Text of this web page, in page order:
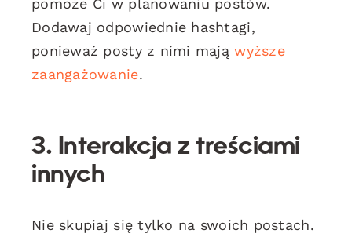
Dodawaj odpowiednie hashtagi,
ponieważ posty z nimi mająwyższe
zaangażowanie.
3. Interakcja z treściami
innych
Nie skupiaj się tylko na swoich postach.